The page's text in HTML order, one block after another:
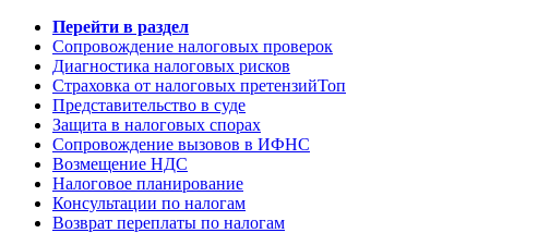
Перейти в раздел
Сопровождение налоговых проверок
Диагностика налоговых рисков
Страховка от налоговых претензийТоп
Представительство в суде
Защита в налоговых спорах
Сопровождение вызовов в ИФНС
Возмещение НДС
Налоговое планирование
Консультации по налогам
Возврат переплаты по налогам